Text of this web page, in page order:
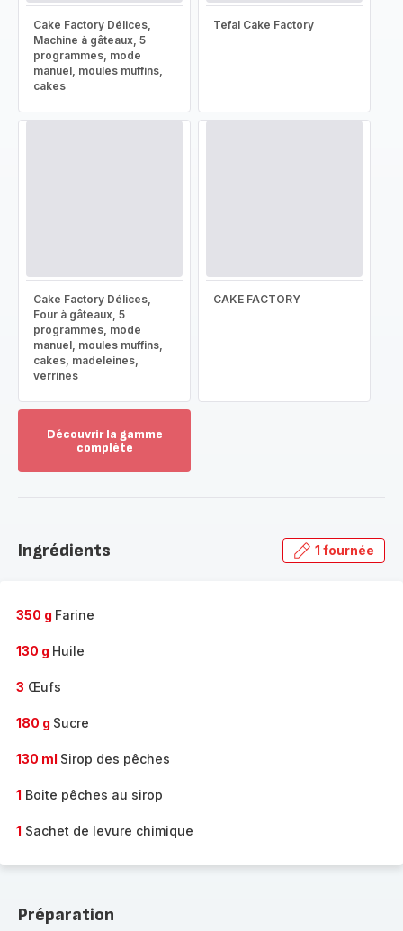
Cake Factory Délices,
Machine à gâteaux, 5
programmes, mode
manuel, moules muffins,
cakes
Tefal Cake Factory
Cake Factory Délices,
Four à gâteaux, 5
programmes, mode
manuel, moules muffins,
cakes, madeleines,
verrines
CAKE FACTORY
Découvrir la gamme
complète
gamme
Ingrédients 1 fournée
350 g Farine
130 g Huile
3 Œufs
180 g Sucre
130 ml Sirop des pêches
1 Boite pêches au sirop
1 Sachet de levure chimique
Préparation